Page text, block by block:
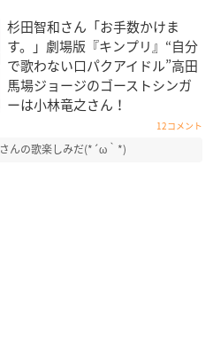
杉田智和さん「お手数かけま
す。」劇場版『キンプリ』“自分
で歌わない口パクアイドル”高田
馬場ジョージのゴーストシンガ
ーは小林竜之さん！
12コメント
んの歌楽しみだ(*´ω｀*)